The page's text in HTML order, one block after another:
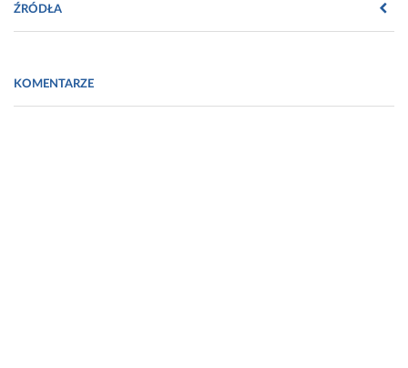
ŹRÓDŁA
KOMENTARZE